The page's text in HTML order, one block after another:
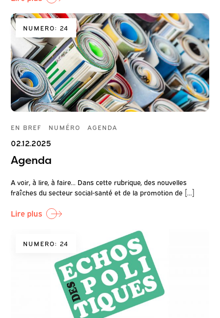
NUMERO: 24
EN BREF NUMÉRO AGENDA
02.12.2025
Agenda
A voir, à lire, à faire… Dans cette rubrique, des nouvelles
fraîches du secteur social-santé et de la promotion de […]
Lire plus
NUMERO: 24